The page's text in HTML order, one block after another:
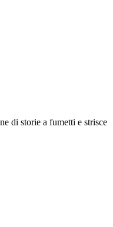
di storie a fumetti e strisce